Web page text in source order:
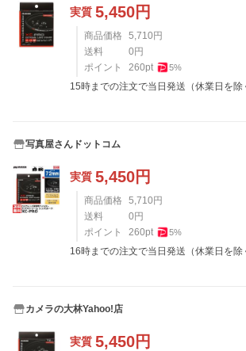
実質 5,450円
商品価格 5,710 円
送料
0 円
ポイント
260pt 5%
15時までの注文で当日発送（休業日を除
写真屋さんドットコム
実質 5,450円
商品価格 5,710 円
送料
0 円
ポイント
260pt 5%
16時までの注文で当日発送（休業日を除
カメラの大林Yahoo!店
実質 5,450円